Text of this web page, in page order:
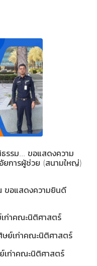
รรม... ขอแสดงความ
ยการผู้ช่วย (สนามใหญ่)
ขอแสดงความยินดี
ก่าคณะนิติศาสตร์
ษย์เก่าคณะนิติศาสตร์
เก่าคณะนิติศาสตร์